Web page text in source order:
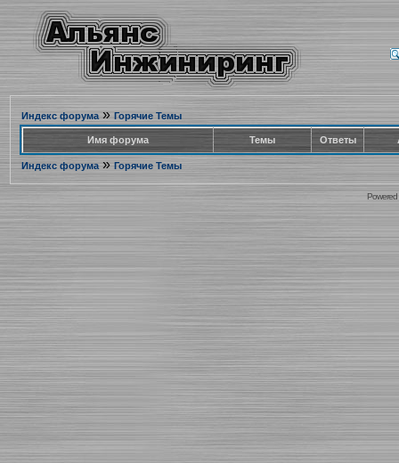
Индекс форума» Горячие Темы
Имя форума Темы Ответы
Индекс форума» Горячие Темы